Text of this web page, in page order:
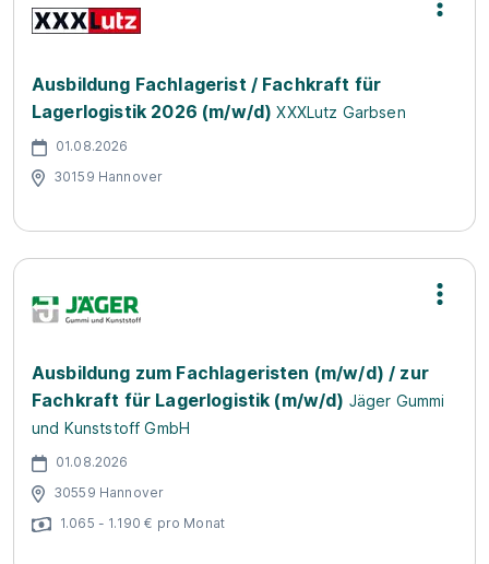
Ausbildung Fachlagerist / Fachkraft für
Lagerlogistik 2026 (m/w/d) XXXLutz Garbsen
01.08.2026
30159 Hannover
Ausbildung zum Fachlageristen (m/w/d) / zur
Fachkraft für Lagerlogistik (m/w/d) Jäger Gummi
und Kunststoff GmbH
01.08.2026
30559 Hannover
1.065 - 1.190 € pro Monat